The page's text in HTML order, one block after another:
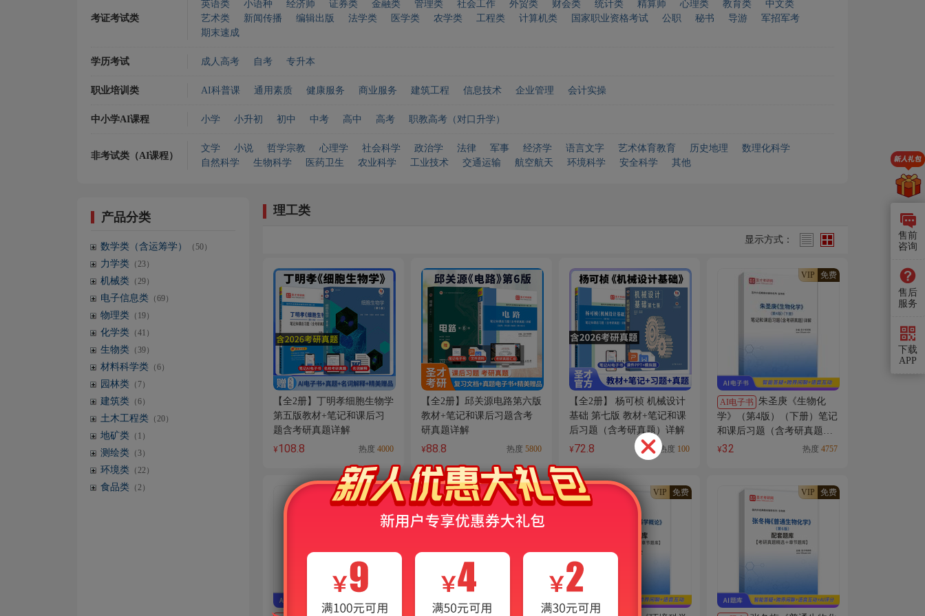
考证考试类
英语类 小语种 经济师 证券类 金融类 管理类 社会工作 外贸类 财会类 统计类 精算师 心理类 教育类
中文类
艺术类
新闻传播 编辑出版 法学类 医学类 农学类 工程类 计算机类 国家职业资格考试 公职 秘书 导游
军招军考
期末速成
学历考试 成人高考 自考 专升本
职业培训类 AI科普课 通用素质 健康服务 商业服务 建筑工程 信息技术 企业管理 会计实操
中小学AI课程 小学 小升初 初中 中考 高中 高考 职教高考（对口升学）
非考试类（AI课程）
文学 小说 哲学宗教 心理学 社会科学 政治学 法律 军事 经济学 语言文字 艺术体育教育 历史地理
数理化科学
自然科学
生物科学 医药卫生 农业科学 工业技术 交通运输 航空航天 环境科学 安全科学 其他
产品分类
数学类（含运筹学） （50）
力学类 （23）
机械类 （29）
电子信息类 （69）
物理类 （19）
化学类 （41）
生物类 （39）
材料科学类 （6）
园林类 （7）
建筑类 （6）
土木工程类 （20）
地矿类 （1）
测绘类 （3）
环境类 （22）
食品类 （2）
理工类
显示方式：
【全2册】丁明孝细胞生物学
第五版教材+笔记和课后习
题含考研真题详解
¥108.8 热度 4000
【全2册】邱关源电路第六版
教材+笔记和课后习题含考
研真题详解
¥88.8 热度 5800
【全2册】 杨可桢 机械设计
基础 第七版 教材+笔记和课
后习题（含考研真题）详解
¥72.8 热度 100
VIP 免费
AI电子书 朱圣庚《生物化
学》（第4版）（下册）笔记
和课后习题（含考研真题）
AI讲解
¥32 热度 4757
VIP 免费 VIP 免费 VIP 免费 VIP 免费
售前
咨询
售后
服务
下载
APP